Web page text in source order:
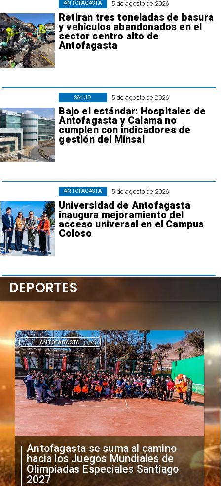
5 de agosto de 2026
Retiran tres toneladas de basura
y vehículos abandonados en el
sector centro alto de
Antofagasta
ANTOFAGASTA
5 de agosto de 2026
Bajo el estándar: Hospitales de
Antofagasta y Calama no
cumplen con indicadores de
gestión del Minsal
SALUD
5 de agosto de 2026
Universidad de Antofagasta
inaugura mejoramiento del
acceso universal en el Campus
Coloso
ANTOFAGASTA
"Falta de profesionalismo": Sifup
anuncia medidas por situación
irregular de futbolistas
extranjeros
DEPORTES
DEPORTES